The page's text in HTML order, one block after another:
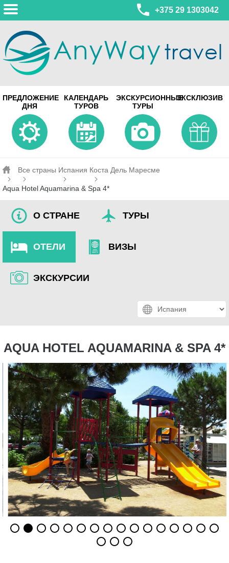
+375 29 1303042
ул. Леонида Беды, 45-547
смотреть на карте
МИНСК
Турагентство Coral Travel
ул. Притыцкого 156/1 пом.37
ул. Скрыганова 4б пом.487
ПРЕДЛОЖЕНИЕ
ДНЯ
КАЛЕНДАРЬ
ТУРОВ
ЭКСКУРСИОННЫЕ
ТУРЫ
ЭКСКЛЮЗИВ
Все страны Испания Коста Дель Маресме
Aqua Hotel Aquamarina & Spa 4*
О СТРАНЕ ТУРЫ
ОТЕЛИ ВИЗЫ
ЭКСКУРСИИ
AQUA HOTEL AQUAMARINA & SPA 4*